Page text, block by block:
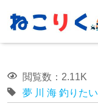
閲覧数：2.11K
夢 川 海 釣りたい